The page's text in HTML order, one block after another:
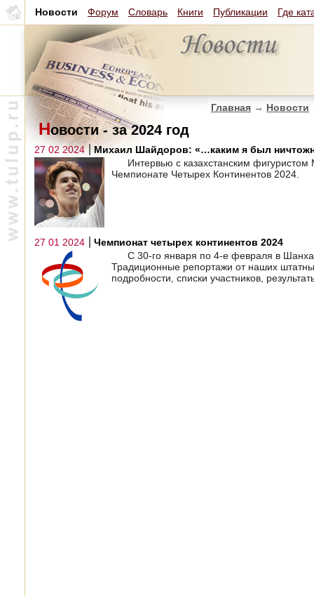
Новости Форум Словарь Книги Публикации Где
Главная → Новости
Новости - за 2024 год
27 02 2024
Михаил Шайдоров: «…каким я был
Интервью с казахстанским
Чемпионате Четырех Континентов 2024.
27 01 2024
Чемпионат четырех континентов 2024
С 30-го января по 4-е февраля в
Традиционные репортажи от наших
подробности, списки участников,